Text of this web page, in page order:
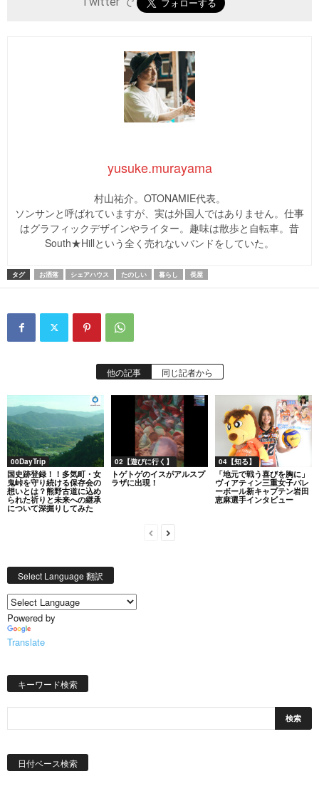
yusuke.murayama
村山祐介。OTONAMIE代表。
ソンサンと呼ばれていますが、実は外国人ではありません。仕事
はグラフィックデザインやライター。趣味は散歩と自転車。昔
South★Hillという全く売れないバンドをしていた。
タグ お洒落 シェアハウス たのしい 暮らし 長屋
他の記事 同じ記者から
00DayTrip
国史跡登録！！多気町・女
鬼峠を守り続ける保存会の
想いとは？熊野古道に込め
られた祈りと未来への継承
について深掘りしてみた
02【遊びに行く】
トゲトゲのイスがアルスプ
ラザに出現！
04【知る】
「地元で戦う喜びを胸に」
ヴィアティン三重女子バレ
ーボール新キャプテン岩田
恵麻選手インタビュー
Select Language 翻訳
Powered by
Translate
キーワード検索
日付ベース検索